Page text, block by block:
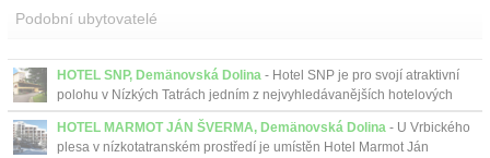
Podobní ubytovatelé
HOTEL SNP, Demänovská Dolina - Hotel SNP je pro svojí atraktivní
polohu v Nízkých Tatrách jedním z nejvyhledávanějších hotelových
zařízení.
HOTEL MARMOT JÁN ŠVERMA, Demänovská Dolina - U Vrbického
plesa v nízkotatranském prostředí je umístěn Hotel Marmot Ján